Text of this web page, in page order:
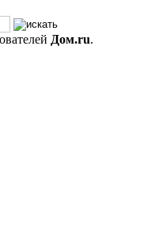
Дом.ru.